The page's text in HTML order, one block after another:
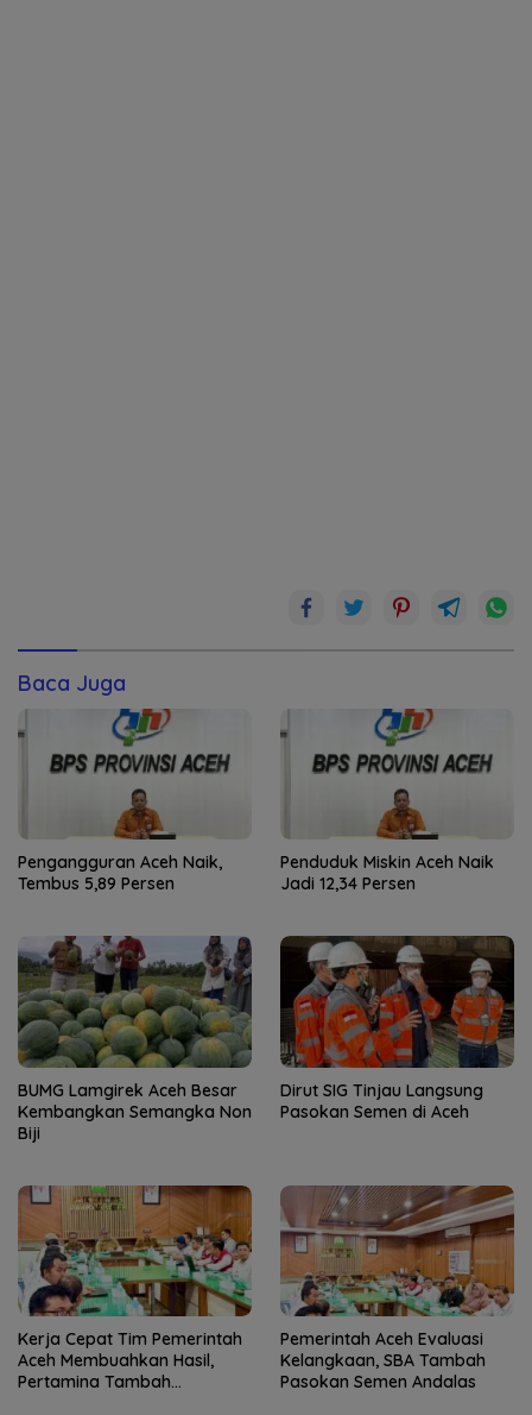
Baca Juga
Pengangguran Aceh Naik,
Tembus 5,89 Persen
Penduduk Miskin Aceh Naik
Jadi 12,34 Persen
BUMG Lamgirek Aceh Besar
Kembangkan Semangka Non
Biji
Dirut SIG Tinjau Langsung
Pasokan Semen di Aceh
Kerja Cepat Tim Pemerintah
Aceh Membuahkan Hasil,
Pertamina Tambah
Pemerintah Aceh Evaluasi
Kelangkaan, SBA Tambah
Pasokan Semen Andalas